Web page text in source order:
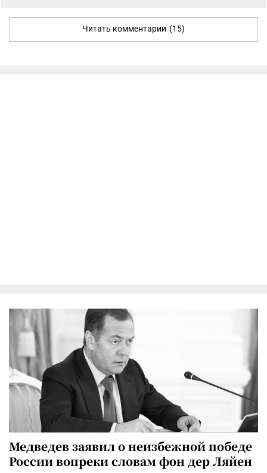
Читать комментарии (15)
Медведев заявил о неизбежной победе
России вопреки словам фон дер Ляйен